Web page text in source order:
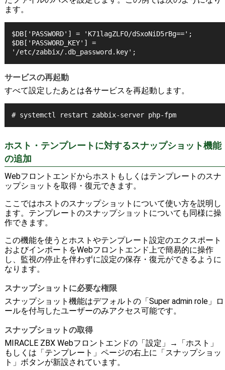
ます。
$DB['PASSWORD'] = 'K71lagZLFO/dSxoNiD5rBg==';
$DB['PASSWORD_KEY'] =
'/etc/zabbix/.db_password.key';
サービスの再起動
すべて設定したあとは各サービスを再起動します。
# systemctl restart zabbix-server php-fpm
ホスト・テンプレートに対するスナップショット機能
の追加
Webフロントエンドからホストもしくはテンプレートのスナ
ップショットを取得・復元できます。
ここではホストのスナップショットについて使い方を説明し
ます。テンプレートのスナップショットについても同様に操
作できます。
この機能を使うとホストやテンプレート設定のエクスポート
およびインポートをWebフロントエンド上で簡易的に操作
し、監視の停止を伴わずに設定の保存・復元ができるように
なります。
スナップショットに必要な権限
スナップショット機能はデフォルトの「Super admin role」ロ
ールを付与したユーザーのみアクセス可能です。
スナップショットの取得
MIRACLE ZBX Webフロントエンドの「設定」→「ホスト」
もしくは「テンプレート」ページの右上に「スナップショッ
ト」ボタンが新設されています。